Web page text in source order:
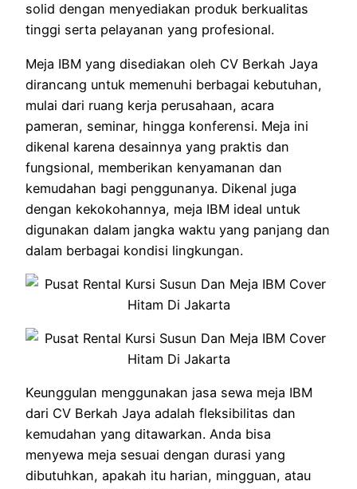
solid dengan menyediakan produk berkualitas
tinggi serta pelayanan yang profesional.
Meja IBM yang disediakan oleh CV Berkah Jaya
dirancang untuk memenuhi berbagai kebutuhan,
mulai dari ruang kerja perusahaan, acara
pameran, seminar, hingga konferensi. Meja ini
dikenal karena desainnya yang praktis dan
fungsional, memberikan kenyamanan dan
kemudahan bagi penggunanya. Dikenal juga
dengan kekokohannya, meja IBM ideal untuk
digunakan dalam jangka waktu yang panjang dan
dalam berbagai kondisi lingkungan.
Keunggulan menggunakan jasa sewa meja IBM
dari CV Berkah Jaya adalah fleksibilitas dan
kemudahan yang ditawarkan. Anda bisa
menyewa meja sesuai dengan durasi yang
dibutuhkan, apakah itu harian, mingguan, atau